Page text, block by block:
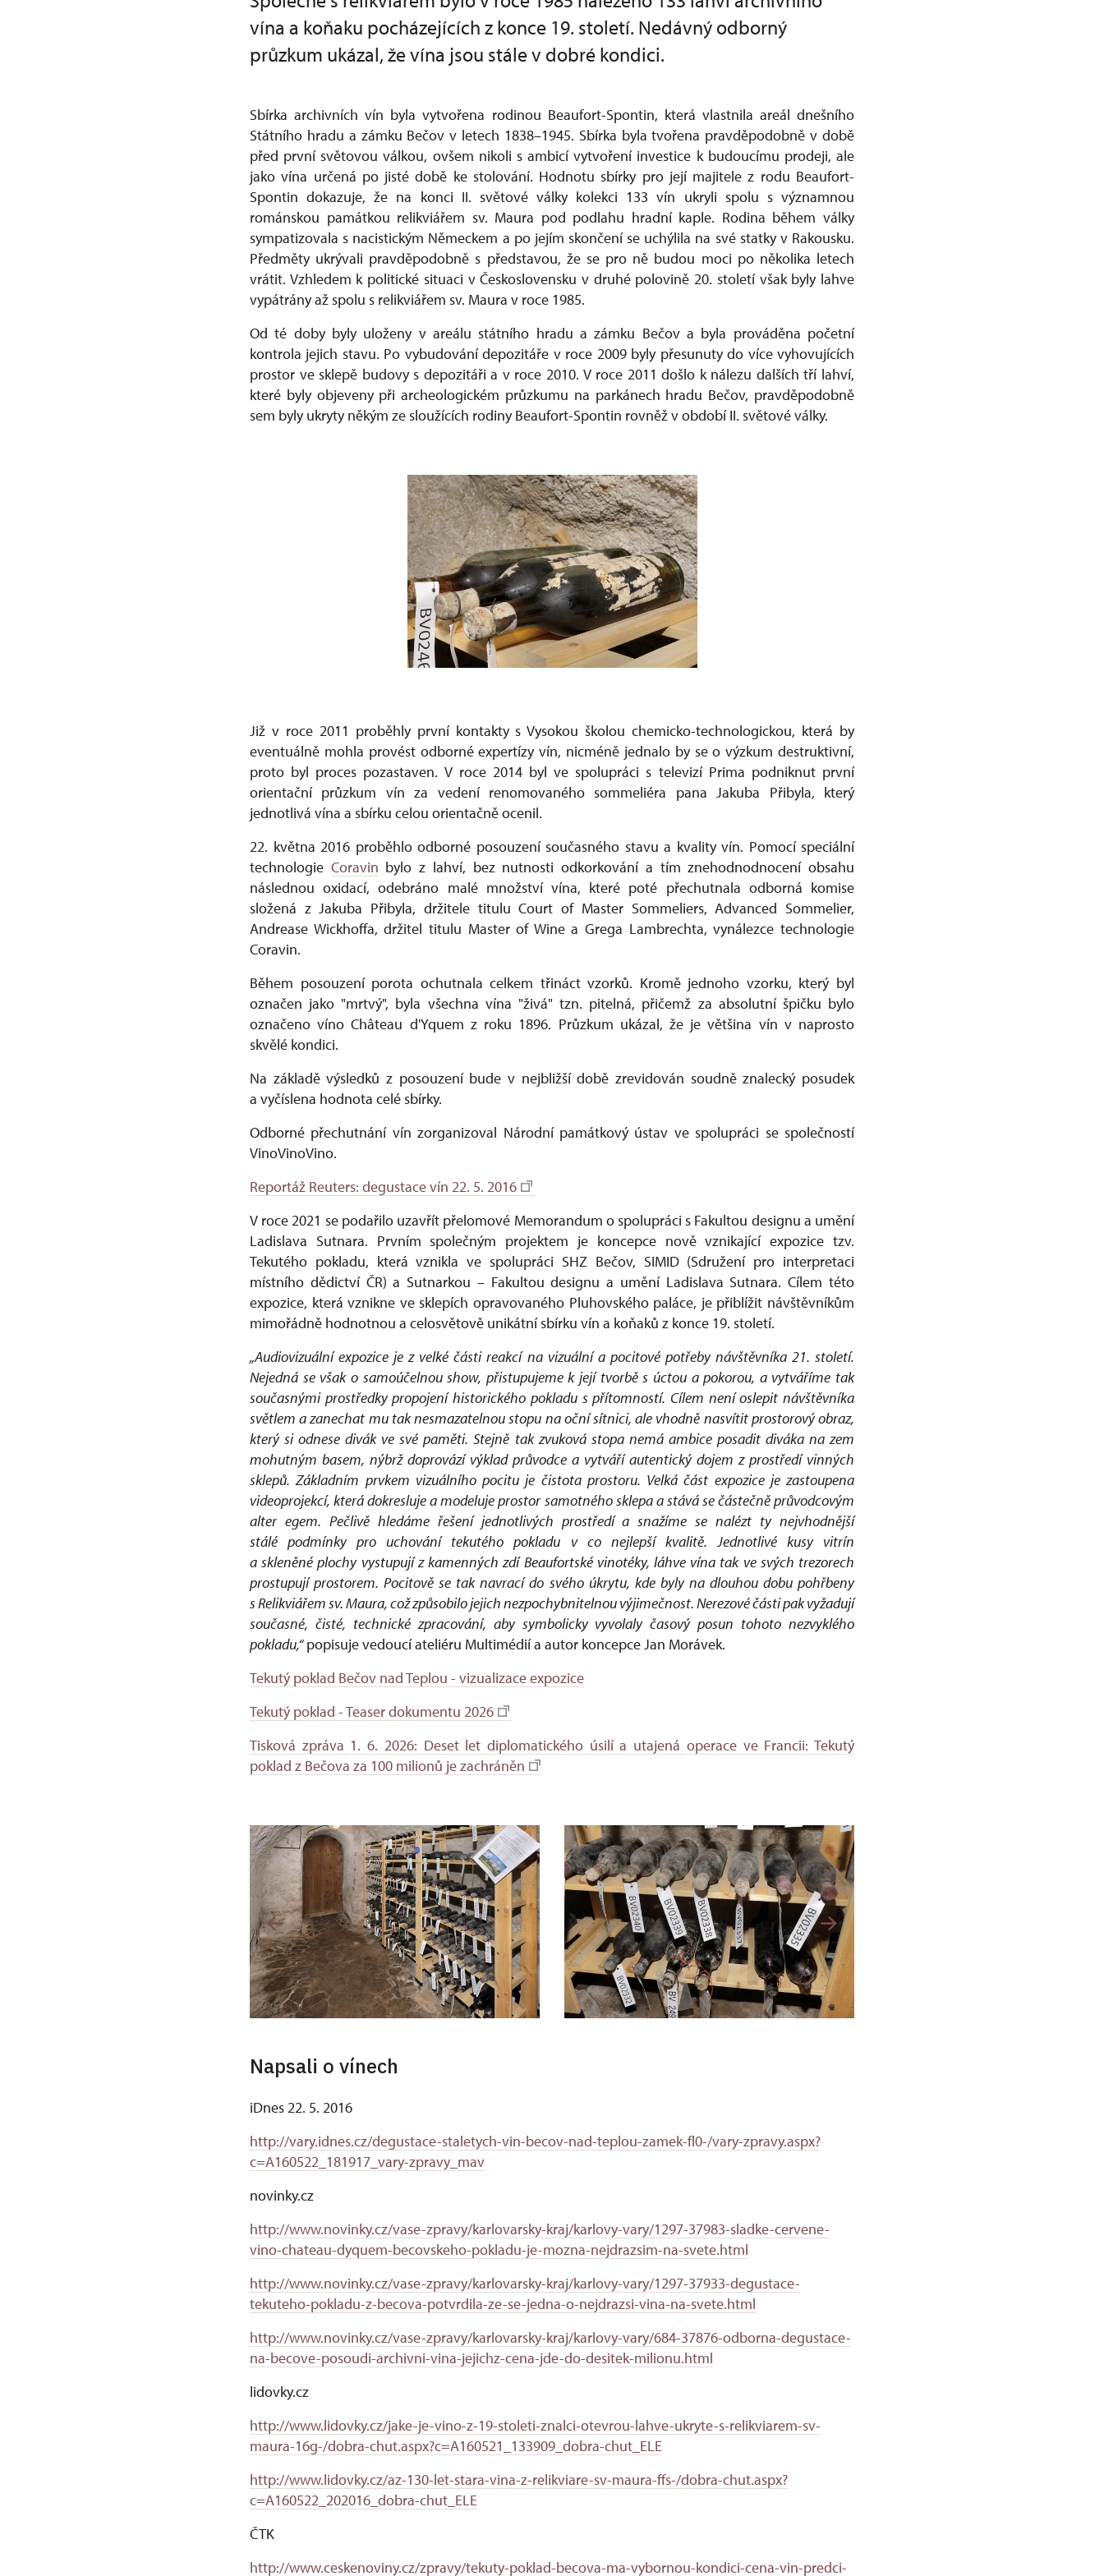
vína a koňaku pocházejících z konce 19. století. Nedávný odborný
průzkum ukázal, že vína jsou stále v dobré kondici.
Sbírka archivních vín byla vytvořena rodinou Beaufort-Spontin, která vlastnila areál dnešního
Státního hradu a zámku Bečov v letech 1838–1945. Sbírka byla tvořena pravděpodobně v době
před první světovou válkou, ovšem nikoli s ambicí vytvoření investice k budoucímu prodeji, ale
jako vína určená po jisté době ke stolování. Hodnotu sbírky pro její majitele z rodu Beaufort-
Spontin dokazuje, že na konci II. světové války kolekci 133 vín ukryli spolu s významnou
románskou památkou relikviářem sv. Maura pod podlahu hradní kaple. Rodina během války
sympatizovala s nacistickým Německem a po jejím skončení se uchýlila na své statky v Rakousku.
Předměty ukrývali pravděpodobně s představou, že se pro ně budou moci po několika letech
vrátit. Vzhledem k politické situaci v Československu v druhé polovině 20. století však byly lahve
vypátrány až spolu s relikviářem sv. Maura v roce 1985.
Od té doby byly uloženy v areálu státního hradu a zámku Bečov a byla prováděna početní
kontrola jejich stavu. Po vybudování depozitáře v roce 2009 byly přesunuty do více vyhovujících
prostor ve sklepě budovy s depozitáři a v roce 2010. V roce 2011 došlo k nálezu dalších tří lahví,
které byly objeveny při archeologickém průzkumu na parkánech hradu Bečov, pravděpodobně
sem byly ukryty někým ze sloužících rodiny Beaufort-Spontin rovněž v období II. světové války.
Již v roce 2011 proběhly první kontakty s Vysokou školou chemicko-technologickou, která by
eventuálně mohla provést odborné expertízy vín, nicméně jednalo by se o výzkum destruktivní,
proto byl proces pozastaven. V roce 2014 byl ve spolupráci s televizí Prima podniknut první
orientační průzkum vín za vedení renomovaného sommeliéra pana Jakuba Přibyla, který
jednotlivá vína a sbírku celou orientačně ocenil.
22. května 2016 proběhlo odborné posouzení současného stavu a kvality vín. Pomocí speciální
technologie Coravin bylo z lahví, bez nutnosti odkorkování a tím znehodnodnocení obsahu
následnou oxidací, odebráno malé množství vína, které poté přechutnala odborná komise
složená z Jakuba Přibyla, držitele titulu Court of Master Sommeliers, Advanced Sommelier,
Andrease Wickhoffa, držitel titulu Master of Wine a Grega Lambrechta, vynálezce technologie
Coravin.
Během posouzení porota ochutnala celkem třináct vzorků. Kromě jednoho vzorku, který byl
označen jako "mrtvý", byla všechna vína "živá" tzn. pitelná, přičemž za absolutní špičku bylo
označeno víno Château d'Yquem z roku 1896. Průzkum ukázal, že je většina vín v naprosto
skvělé kondici.
Na základě výsledků z posouzení bude v nejbližší době zrevidován soudně znalecký posudek
a vyčíslena hodnota celé sbírky.
Odborné přechutnání vín zorganizoval Národní památkový ústav ve spolupráci se společností
VinoVinoVino.
Reportáž Reuters: degustace vín 22. 5. 2016
V roce 2021 se podařilo uzavřít přelomové Memorandum o spolupráci s Fakultou designu a umění
Ladislava Sutnara. Prvním společným projektem je koncepce nově vznikající expozice tzv.
Tekutého pokladu, která vznikla ve spolupráci SHZ Bečov, SIMID (Sdružení pro interpretaci
místního dědictví ČR) a Sutnarkou – Fakultou designu a umění Ladislava Sutnara. Cílem této
expozice, která vznikne ve sklepích opravovaného Pluhovského paláce, je přiblížit návštěvníkům
mimořádně hodnotnou a celosvětově unikátní sbírku vín a koňaků z konce 19. století.
„Audiovizuální expozice je z velké části reakcí na vizuální a pocitové potřeby návštěvníka 21. století.
Nejedná se však o samoúčelnou show, přistupujeme k její tvorbě s úctou a pokorou, a vytváříme tak
současnými prostředky propojení historického pokladu s přítomností. Cílem není oslepit návštěvníka
světlem a zanechat mu tak nesmazatelnou stopu na oční sítnici, ale vhodně nasvítit prostorový obraz,
který si odnese divák ve své paměti. Stejně tak zvuková stopa nemá ambice posadit diváka na zem
mohutným basem, nýbrž doprovází výklad průvodce a vytváří autentický dojem z prostředí vinných
sklepů. Základním prvkem vizuálního pocitu je čistota prostoru. Velká část expozice je zastoupena
videoprojekcí, která dokresluje a modeluje prostor samotného sklepa a stává se částečně průvodcovým
alter egem. Pečlivě hledáme řešení jednotlivých prostředí a snažíme se nalézt ty nejvhodnější
stálé podmínky pro uchování tekutého pokladu v co nejlepší kvalitě. Jednotlivé kusy vitrín
a skleněné plochy vystupují z kamenných zdí Beaufortské vinotéky, láhve vína tak ve svých trezorech
prostupují prostorem. Pocitově se tak navrací do svého úkrytu, kde byly na dlouhou dobu pohřbeny
s Relikviářem sv. Maura, což způsobilo jejich nezpochybnitelnou výjimečnost. Nerezové části pak vyžadují
současné, čisté, technické zpracování, aby symbolicky vyvolaly časový posun tohoto nezvyklého
pokladu,“popisuje vedoucí ateliéru Multimédií a autor koncepce Jan Morávek.
Tekutý poklad Bečov nad Teplou - vizualizace expozice
Tekutý poklad - Teaser dokumentu 2026
Tisková zpráva 1. 6. 2026: Deset let diplomatického úsilí a utajená operace ve Francii: Tekutý
poklad z Bečova za 100 milionů je zachráněn
Napsali o vínech
iDnes 22. 5. 2016
http://vary.idnes.cz/degustace-staletych-vin-becov-nad-teplou-zamek-fl0-/vary-zpravy.aspx?
c=A160522_181917_vary-zpravy_mav
novinky.cz
http://www.novinky.cz/vase-zpravy/karlovarsky-kraj/karlovy-vary/1297-37983-sladke-cervene-
vino-chateau-dyquem-becovskeho-pokladu-je-mozna-nejdrazsim-na-svete.html
http://www.novinky.cz/vase-zpravy/karlovarsky-kraj/karlovy-vary/1297-37933-degustace-
tekuteho-pokladu-z-becova-potvrdila-ze-se-jedna-o-nejdrazsi-vina-na-svete.html
http://www.novinky.cz/vase-zpravy/karlovarsky-kraj/karlovy-vary/684-37876-odborna-degustace-
na-becove-posoudi-archivni-vina-jejichz-cena-jde-do-desitek-milionu.html
lidovky.cz
http://www.lidovky.cz/jake-je-vino-z-19-stoleti-znalci-otevrou-lahve-ukryte-s-relikviarem-sv-
maura-16g-/dobra-chut.aspx?c=A160521_133909_dobra-chut_ELE
http://www.lidovky.cz/az-130-let-stara-vina-z-relikviare-sv-maura-ffs-/dobra-chut.aspx?
c=A160522_202016_dobra-chut_ELE
ČTK
http://www.ceskenoviny.cz/zpravy/tekuty-poklad-becova-ma-vybornou-kondici-cena-vin-predci-